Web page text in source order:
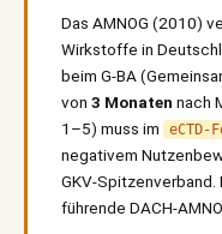
Das AMNOG (2010)
Wirkstoffe in
beim G-BA
von 3 Monaten nach
1–5) muss im
eCTD-
negativem
GKV-
führende DACH-